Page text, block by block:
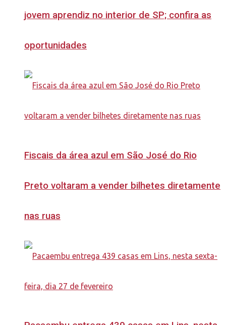
jovem aprendiz no interior de SP; confira as
oportunidades
Fiscais da área azul em São José do Rio
Preto voltaram a vender bilhetes diretamente
nas ruas